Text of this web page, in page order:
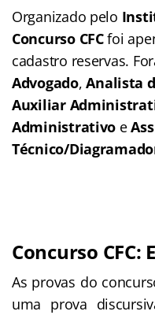
Organizado pelo
Concurso CFCfoi
cadastro reservas.
Advogado,Analista
Auxiliar
Administrativo e
Técnico/
Concurso CFC:
As provas do
uma prova